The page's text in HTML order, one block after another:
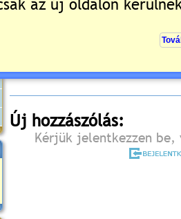
Új hozzászólás:
Kérjük jelentkezzen be,